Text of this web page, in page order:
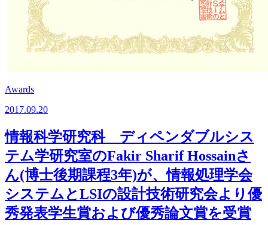
Awards
2017.09.20
情報科学研究科 ディペンダブルシス
テム学研究室のFakir Sharif Hossainさ
ん(博士後期課程3年)が、情報処理学会
システムとLSIの設計技術研究会より優
秀発表学生賞および優秀論文賞を受賞